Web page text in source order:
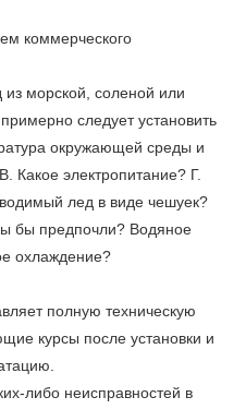
коммерческого
морской, соленой или
следует установить
окружающей среды и
Какое электропитание? Г.
лед в виде чешуек?
бы предпочли? Водяное
охлаждение?
полную техническую
курсы после установки и
либо неисправностей в